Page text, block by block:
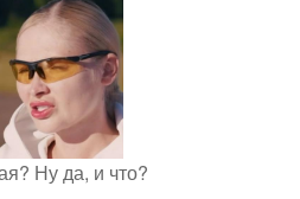
Ну да, и что?